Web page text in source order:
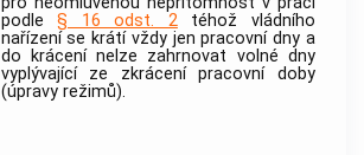
podle§ 16 odst. 2téhož vládního
nařízení se krátí vždy jen pracovní dny a
do krácení nelze zahrnovat volné dny
vyplývající ze zkrácení pracovní doby
(úpravy režimů).